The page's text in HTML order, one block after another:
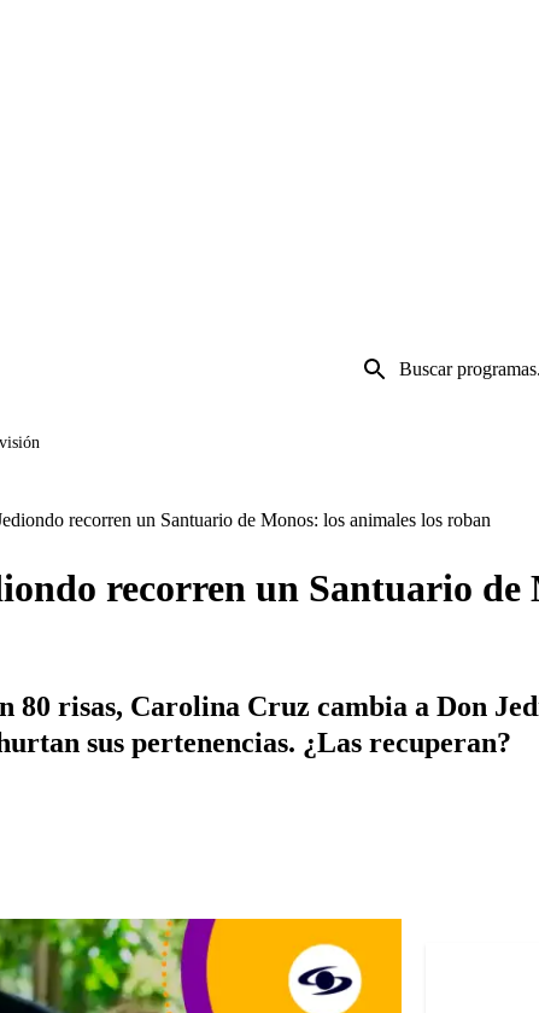
recorren un Santuario de Monos: los animales los roban
recorren un Santuario de
risas, Carolina Cruz cambia a Don
sus pertenencias. ¿Las recuperan?